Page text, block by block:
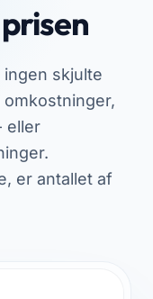
skjulte
eller
er antallet af